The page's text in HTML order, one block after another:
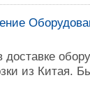
доставке
из Китая.